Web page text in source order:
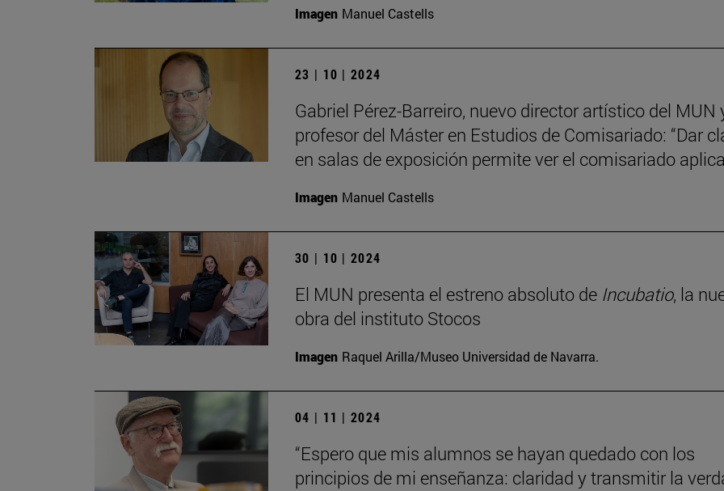
Imagen Manuel Castells
23 | 10 | 2024
Gabriel Pérez-Barreiro, nuevo director artístico del MUN
profesor del Máster en Estudios de Comisariado: “Dar
en salas de exposición permite ver el comisariado
Imagen Manuel Castells
30 | 10 | 2024
El MUN presenta el estreno absoluto de Incubatio, la
obra del instituto Stocos
Imagen Raquel Arilla/Museo Universidad de Navarra.
04 | 11 | 2024
“Espero que mis alumnos se hayan quedado con los
principios de mi enseñanza: claridad y transmitir la